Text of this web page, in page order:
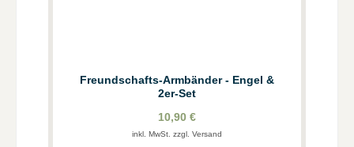
Freundschafts-Armbänder - Engel &
2er-Set
10,90 €
inkl. MwSt. zzgl. Versand